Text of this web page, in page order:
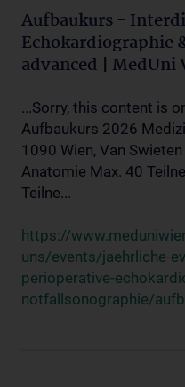
Aufbaukurs -
Echokardiographie
advanced | MedUni
...Sorry, this content is
Aufbaukurs 2026
1090 Wien, Van
Anatomie Max. 40
Teilne...
https://
uns/events/jaehrliche-
perioperative-
notfallsonographie/